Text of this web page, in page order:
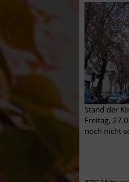
Stand der
Freitag,
noch nicht